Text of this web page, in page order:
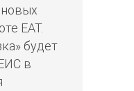
ЕАТ.
будет
в